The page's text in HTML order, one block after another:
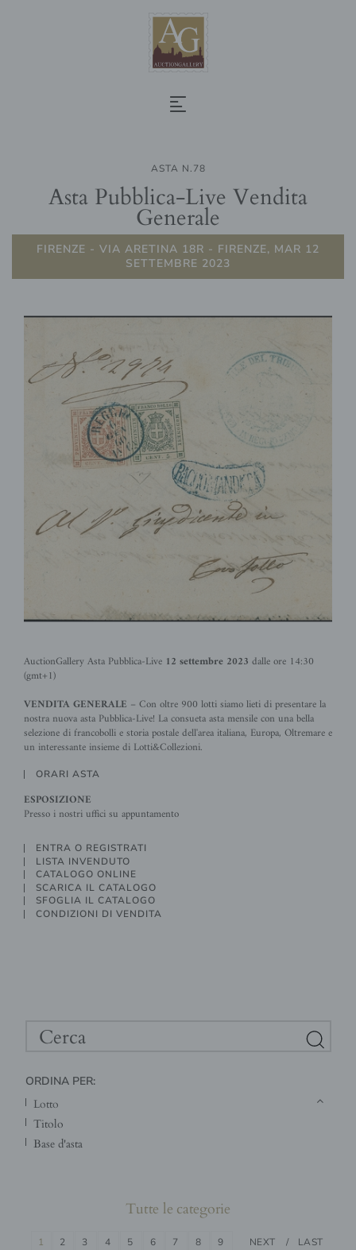
ASTA N.78
Asta Pubblica-Live Vendita
Generale
FIRENZE - VIA ARETINA 18R - FIRENZE, MAR 12
SETTEMBRE 2023
AuctionGallery Asta Pubblica-Live 12 settembre 2023 dalle ore 14:30
(gmt+1)
VENDITA GENERALE – Con oltre 900 lotti siamo lieti di presentare la
nostra nuova asta Pubblica-Live! La consueta asta mensile con una bella
selezione di francobolli e storia postale dell'area italiana, Europa, Oltremare e
un interessante insieme di Lotti&Collezioni.
ORARI ASTA
ESPOSIZIONE
Presso i nostri uffici su appuntamento
ENTRA O REGISTRATI
LISTA INVENDUTO
CATALOGO ONLINE
SCARICA IL CATALOGO
SFOGLIA IL CATALOGO
CONDIZIONI DI VENDITA
ORDINA PER:
lotto
titolo
base d'asta
Tutte le categorie
1 2 3 4 5 6 7 8 9 NEXT LAST